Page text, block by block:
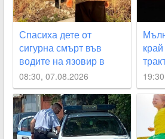
Спасиха дете от
сигурна смърт във
водите на язовир в
Пловдивско
08:30, 07.08.2026
и